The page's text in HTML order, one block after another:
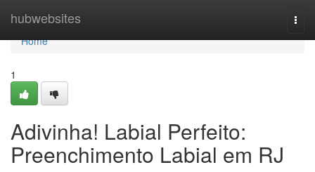
hubwebsites
Home
Home
1
Adivinha! Labial Perfeito:
Preenchimento Labial em RJ